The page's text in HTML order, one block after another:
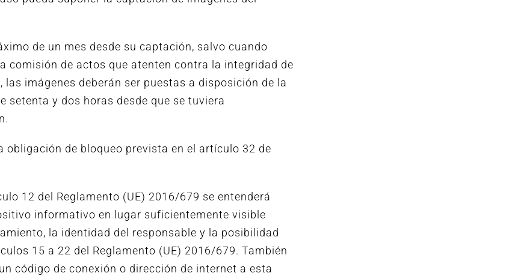
de un mes desde su captación, salvo cuando
comisión de actos que atenten contra la integridad de
imágenes deberán ser puestas a disposición de la
setenta y dos horas desde que se tuviera
de bloqueo prevista en el artículo 32 de
12 del Reglamento (UE) 2016/679 se entenderá
informativo en lugar suficientemente visible
la identidad del responsable y la posibilidad
15 a 22 del Reglamento (UE) 2016/679. También
código de conexión o dirección de internet a esta